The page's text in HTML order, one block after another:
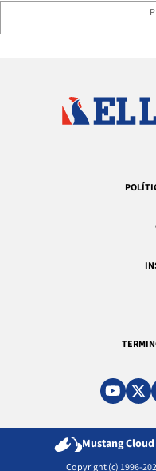
Mustang
Copyright (c) 1996-